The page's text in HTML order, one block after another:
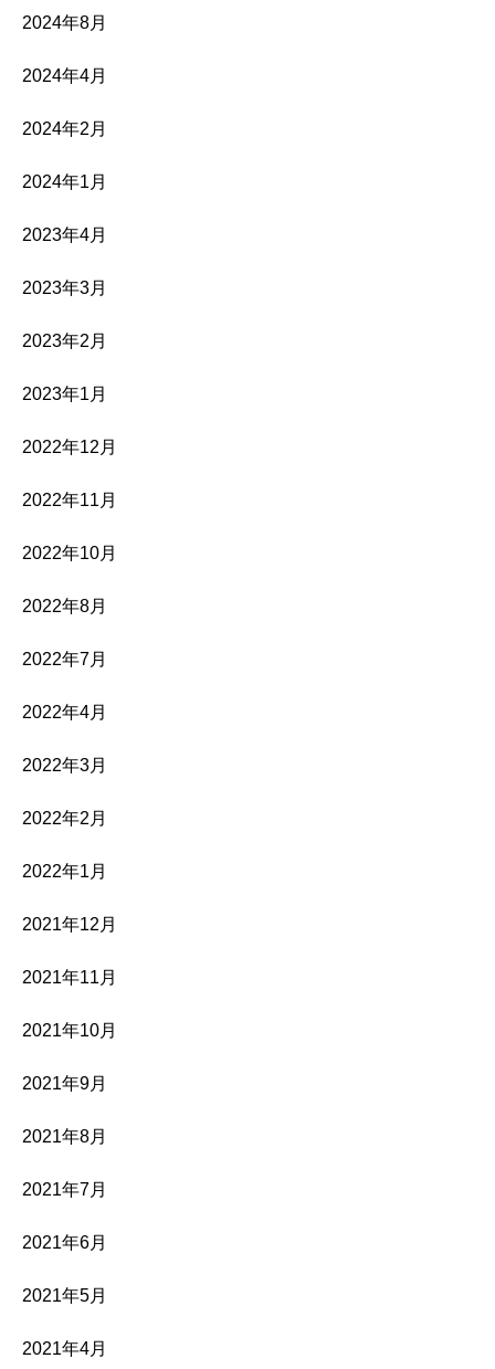
2024年8月
2024年4月
2024年2月
2024年1月
2023年4月
2023年3月
2023年2月
2023年1月
2022年12月
2022年11月
2022年10月
2022年8月
2022年7月
2022年4月
2022年3月
2022年2月
2022年1月
2021年12月
2021年11月
2021年10月
2021年9月
2021年8月
2021年7月
2021年6月
2021年5月
2021年4月